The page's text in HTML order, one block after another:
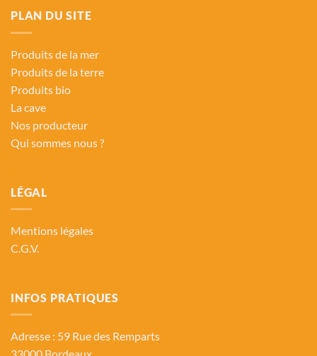
PLAN DU SITE
Produits de la mer
Produits de la terre
Produits bio
La cave
Nos producteur
Qui sommes nous ?
LÉGAL
Mentions légales
C.G.V.
INFOS PRATIQUES
Adresse : 59 Rue des Remparts